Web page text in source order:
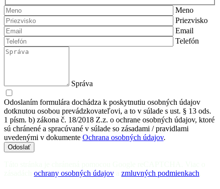
Meno
Priezvisko
Email
Telefón
Správa
Odoslaním formulára dochádza k poskytnutiu osobných údajov
dotknutou osobou prevádzkovateľovi, a to v súlade s ust. § 13 ods.
1 písm. b) zákona č. 18/2018 Z.z. o ochrane osobných údajov, ktoré
sú chránené a spracúvané v súlade so zásadami / pravidlami
uvedenými v dokumente Ochrana osobných údajov.
Odoslať
ochrany osobných údajov zmluvných podmienkach